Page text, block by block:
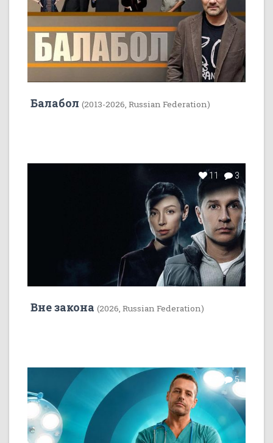
Балабол (2013-2026, Russian Federation)
11 3
Вне закона (2026, Russian Federation)
7 5